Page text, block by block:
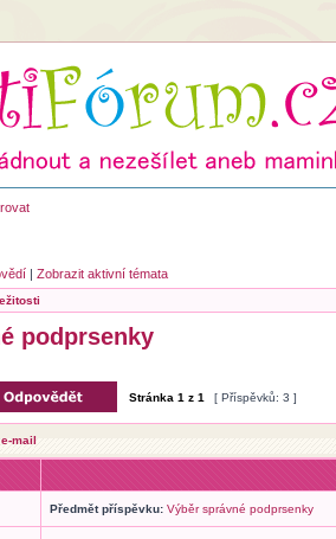
|Zobrazit aktivní témata
podprsenky
Stránka1 z1 [ Příspěvků: 3 ]
mail
Předmět příspěvku: Výběr správné podprsenky